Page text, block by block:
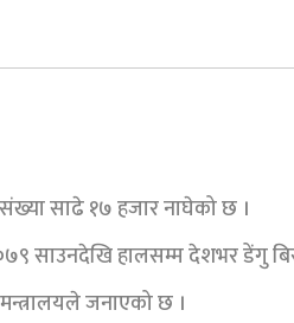
साढे १७ हजार नाघेको छ ।
साउनदेखि हालसम्म देशभर डेंगु
जनाएको छ ।